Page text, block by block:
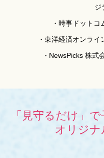
ジ
・ 時事ドットコ
・ 東洋経済オンライ
・ NewsPicks 株式
「見守るだけ」
オリジナ